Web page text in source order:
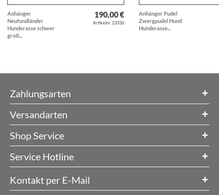
Anhänger
Neufundländer
Hunderasse schwer
groß...
190,00 €
Artikelnr. 23336
Anhänger Pudel
Zwergpudel Hund
Hunderasse...
Zahlungsarten
Versandarten
Shop Service
Service Hotline
Kontakt per E-Mail